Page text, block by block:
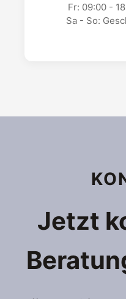
Fr: 09:00 -
Sa - So:
Jetzt